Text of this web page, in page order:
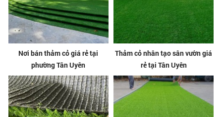
Nơi bán thảm cỏ giá rẻ tại
phường Tân Uyên
Thảm cỏ nhân tạo sân vườn giá
rẻ tại Tân Uyên